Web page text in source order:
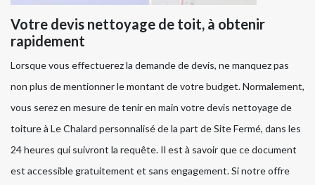
Votre devis nettoyage de toit, à obtenir
rapidement
Lorsque vous effectuerez la demande de devis, ne manquez pas
non plus de mentionner le montant de votre budget. Normalement,
vous serez en mesure de tenir en main votre devis nettoyage de
toiture à Le Chalard personnalisé de la part de Site Fermé, dans les
24 heures qui suivront la requête. Il est à savoir que ce document
est accessible gratuitement et sans engagement. Si notre offre